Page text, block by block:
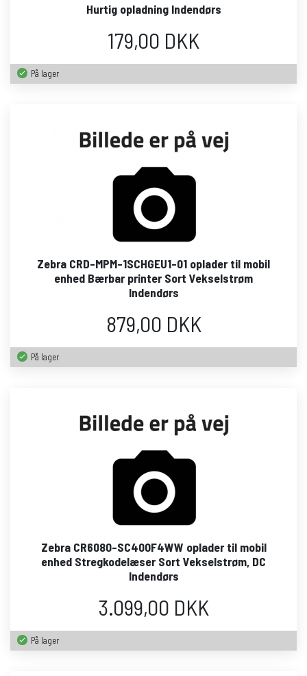
Hurtig opladning Indendørs
179,00 DKK
På lager
Zebra CRD-MPM-1SCHGEU1-01 oplader til mobil
enhed Bærbar printer Sort Vekselstrøm
Indendørs
879,00 DKK
På lager
Zebra CR6080-SC400F4WW oplader til mobil
enhed Stregkodelæser Sort Vekselstrøm, DC
Indendørs
3.099,00 DKK
På lager